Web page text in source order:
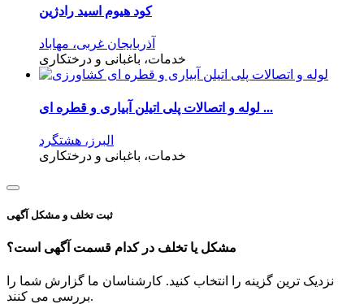
کود هیوم اسید رادژین
آذربایجان غربی، مهاباد
خدمات، باغبانی و درختکاری
لوله و اتصالات پلی اتیلن آبیاری و قطره ای ...
البرز، هشتگرد
خدمات، باغبانی و درختکاری
ثبت تخلف و مشکل آگهی
مشکل یا تخلف در کدام قسمت آگهی است؟
نزدیک ترین گزینه را انتخاب کنید. کارشناسان ما گزارش شما را
بررسی می کنند.